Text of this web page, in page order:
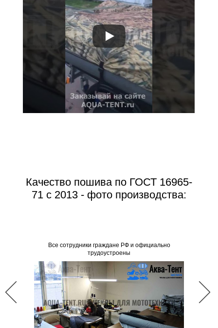
Качество пошива по ГОСТ 16965-
71 с 2013 - фото производства:
Все сотрудники граждане РФ и официально
трудоустроены